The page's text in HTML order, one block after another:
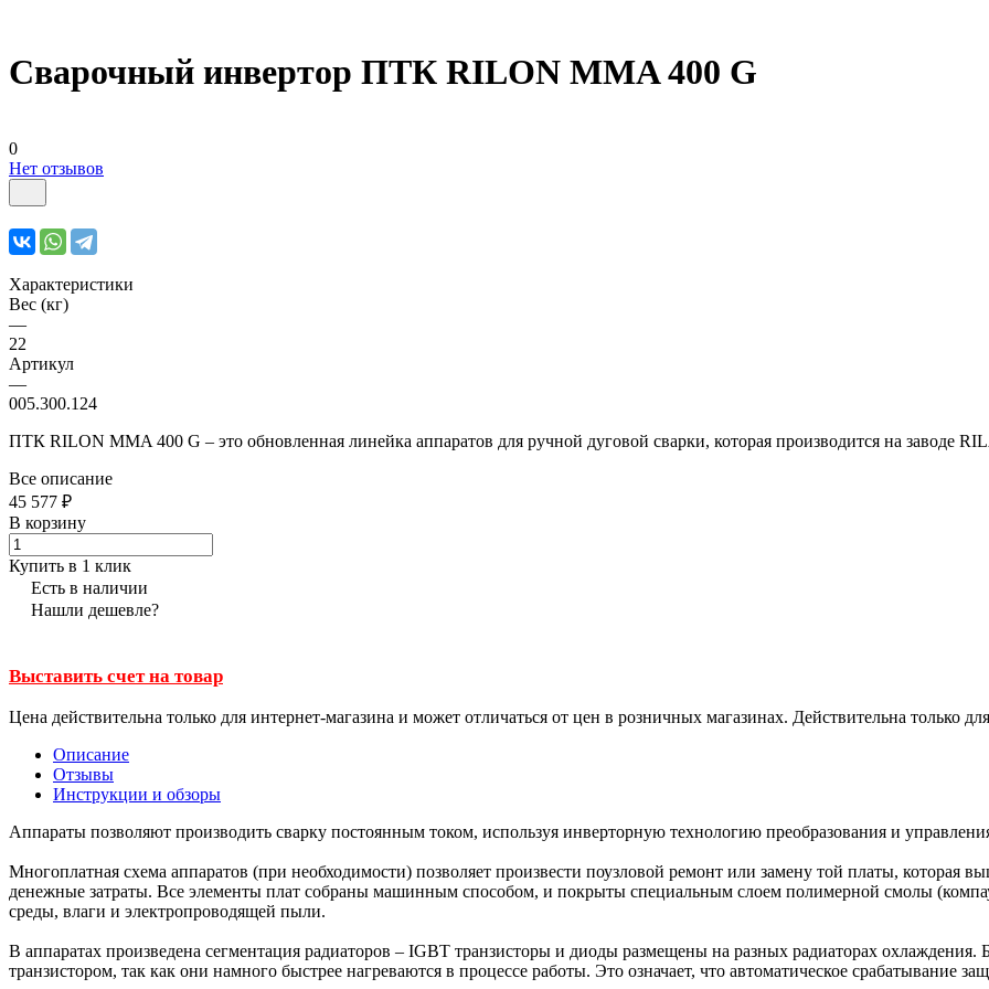
Сварочный инвертор ПТК RILON MMA 400 G
0
Нет отзывов
Характеристики
Вес (кг)
—
22
Артикул
—
005.300.124
ПТК RILON MMA 400 G – это обновленная линейка аппаратов для ручной дуговой сварки, которая производится на заводе
Все описание
45 577 ₽
В корзину
Купить в 1 клик
Есть в наличии
Нашли дешевле?
Выставить счет на товар
Цена действительна только для интернет-магазина и может отличаться от цен в розничных магазинах. Действительна только
Описание
Отзывы
Инструкции и обзоры
Аппараты позволяют производить сварку постоянным током, используя инверторную технологию преобразования и
Многоплатная схема аппаратов (при необходимости) позволяет произвести поузловой ремонт или замену той платы, которая
денежные затраты. Все элементы плат собраны машинным способом, и покрыты специальным слоем полимерной смолы
среды, влаги и электропроводящей пыли.
В аппаратах произведена сегментация радиаторов – IGBT транзисторы и диоды размещены на разных радиаторах охлаждения.
транзистором, так как они намного быстрее нагреваются в процессе работы. Это означает, что автоматическое срабатывание